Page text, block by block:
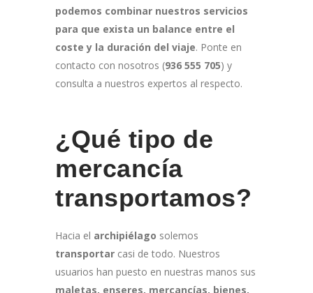
podemos combinar nuestros servicios
para que exista un balance entre el
coste y la duración del viaje. Ponte en
contacto con nosotros (936 555 705) y
consulta a nuestros expertos al respecto.
¿Qué tipo de
mercancía
transportamos?
Hacia el archipiélago solemos
transportar casi de todo. Nuestros
usuarios han puesto en nuestras manos sus
maletas, enseres, mercancías, bienes,